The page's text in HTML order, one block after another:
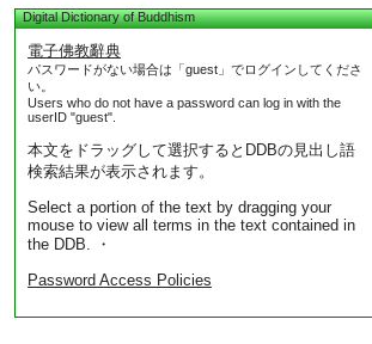
Digital Dictionary of Buddhism
電子佛教辭典
パスワードがない場合は「guest」でログインしてくださ
い。
Users who do not have a password can log in with the
userID "guest".
本文をドラッグして選択するとDDBの見出し語
検索結果が表示されます。
Select a portion of the text by dragging your
mouse to view all terms in the text contained in
the DDB. ・
Password Access Policies